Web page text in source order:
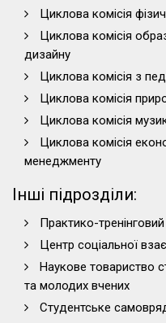
Циклова комісія
Циклова комісія
дизайну
Циклова комісія з
Циклова комісія
Циклова комісія
Циклова комісія
менеджменту
Інші підрозділи:
Практико-
Центр соціальної
Наукове товариство
та молодих вчених
Студентське